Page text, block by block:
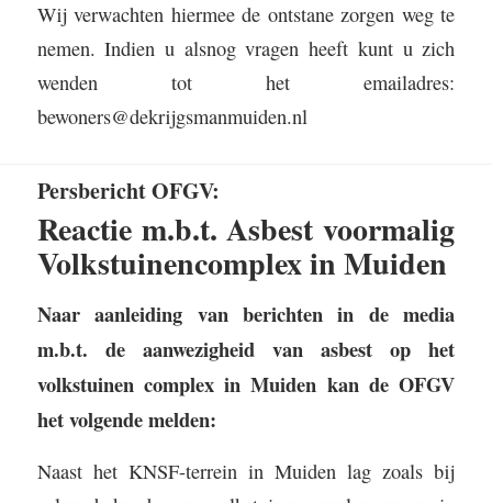
Wij verwachten hiermee de ontstane zorgen weg te
nemen. Indien u alsnog vragen heeft kunt u zich
wenden tot het emailadres:
bewoners@dekrijgsmanmuiden.nl
Persbericht OFGV:
Reactie m.b.t. Asbest voormalig
Volkstuinencomplex in Muiden
Naar aanleiding van berichten in de media
m.b.t. de aanwezigheid van asbest op het
volkstuinen complex in Muiden kan de OFGV
het volgende melden:
Naast het KNSF-terrein in Muiden lag zoals bij